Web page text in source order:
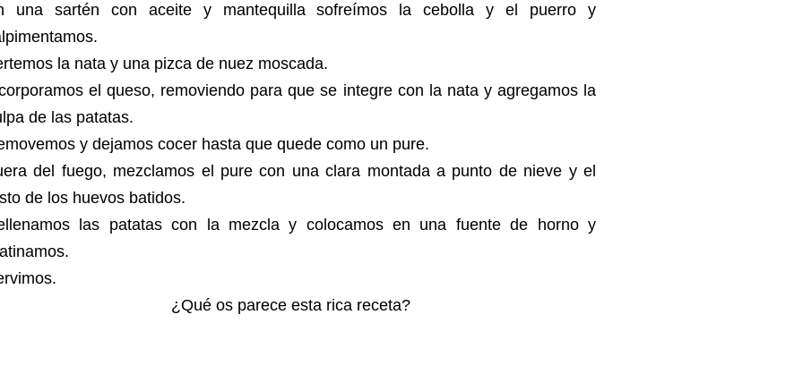
una sartén con aceite y mantequilla sofreímos la cebolla y el puerro y
la nata y una pizca de nuez moscada.
el queso, removiendo para que se integre con la nata y agregamos la
de las patatas.
y dejamos cocer hasta que quede como un pure.
del fuego, mezclamos el pure con una clara montada a punto de nieve y el
de los huevos batidos.
las patatas con la mezcla y colocamos en una fuente de horno y
¿Qué os parece esta rica receta?